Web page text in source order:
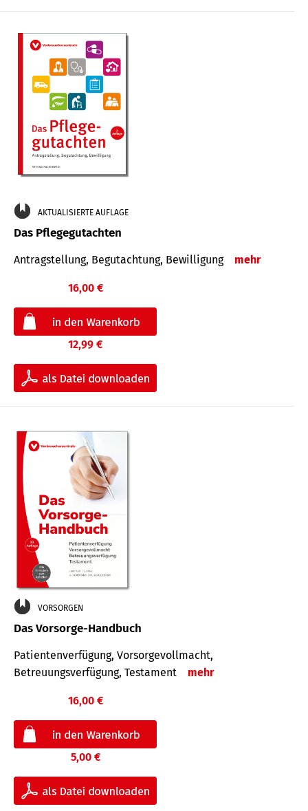
AKTUALISIERTE AUFLAGE
Das Pflegegutachten
Antragstellung, Begutachtung, Bewilligung mehr
16,00 €
12,99 €
VORSORGEN
Das Vorsorge-Handbuch
Patientenverfügung, Vorsorgevollmacht,
Betreuungsverfügung, Testament
mehr
16,00 €
5,00 €